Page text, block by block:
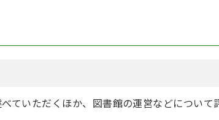
ていただくほか、図書館の運営などについて